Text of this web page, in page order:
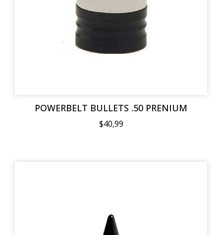
POWERBELT BULLETS .50 PRENIUM
$40,99